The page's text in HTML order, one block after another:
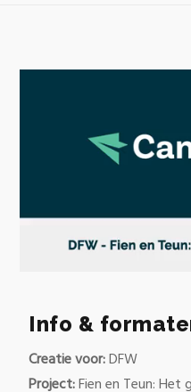
Info &
Creatie voor:DFW
Project:Fien en Teun: